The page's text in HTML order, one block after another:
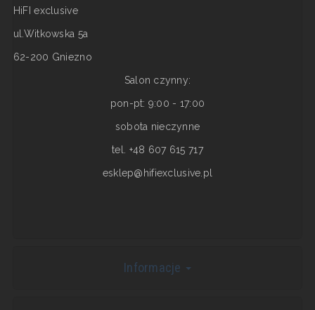
HiFI exclusive
ul.Witkowska 5a
62-200 Gniezno
Salon czynny:
pon-pt: 9:00 - 17:00
sobota nieczynne
tel. +48 607 615 717
esklep@hifiexclusive.pl
Informacje